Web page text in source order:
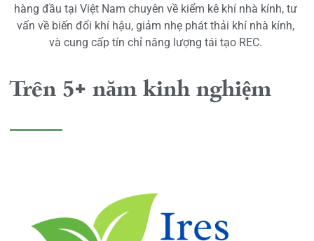
hàng đầu tại Việt Nam chuyên về kiểm kê khí nhà kính, tư
vấn về biến đổi khí hậu, giảm nhẹ phát thải khí nhà kính,
và cung cấp tín chỉ năng lượng tái tạo REC.
Trên 5+ năm kinh nghiệm